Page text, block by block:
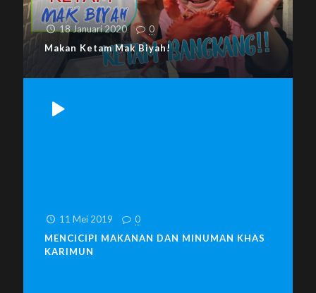
18 Januari 2020
0
Makan Ketam Mak Biyah!
11 Mei 2019
0
MENCICIPI MAKANAN DAN MINUMAN KHAS
KARIMUN